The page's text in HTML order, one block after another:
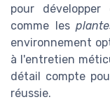
pour
comme les
environnement
à l'entretien
détail compte
réussie.